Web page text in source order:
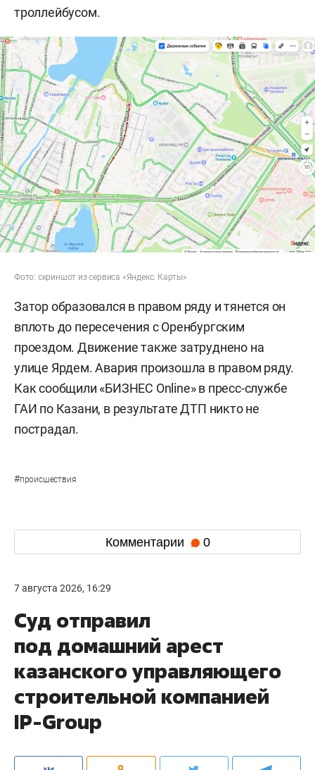
троллейбусом.
Фото: скриншот из сервиса «Яндекс. Карты»
Затор образовался в правом ряду и тянется он
вплоть до пересечения с Оренбургским
проездом. Движение также затруднено на
улице Ярдем. Авария произошла в правом ряду.
Как сообщили «БИЗНЕС Online» в пресс-службе
ГАИ по Казани, в результате ДТП никто не
пострадал.
#происшествия
Комментарии 0
7 августа 2026, 16:29
Суд отправил
под домашний арест
казанского управляющего
строительной компанией
IP-Group